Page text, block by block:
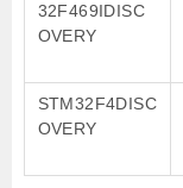
32F469IDISC
OVERY
STM32F4DISC
OVERY